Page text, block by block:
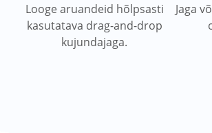
Looge aruandeid hõlpsasti
kasutatava drag-and-drop
kujundajaga.
Jaga